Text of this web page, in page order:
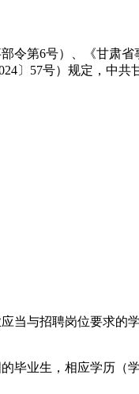
第6号）、《甘肃省
〕57号）规定，中
当与招聘岗位要求
毕业生，相应学历（